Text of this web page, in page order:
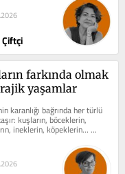
farkında olmak
yaşamlar
karanlığı bağrında her türlü
kuşların, böceklerin,
ineklerin, köpeklerin…
yüzlerine...